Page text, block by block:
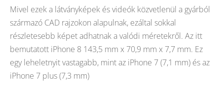
Mivel ezek a látványképek és videók közvetlenül a gyárból
származó CAD rajzokon alapulnak, ezáltal sokkal
részletesebb képet adhatnak a valódi méretekről. Az itt
bemutatott iPhone 8 143,5 mm x 70,9 mm x 7,7 mm. Ez
egy leheletnyit vastagabb, mint az iPhone 7 (7,1 mm) és az
iPhone 7 plus (7,3 mm)